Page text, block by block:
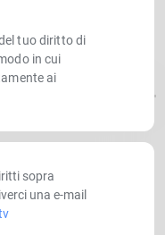
tuo diritto di
in cui
ai
sopra
una e-mail